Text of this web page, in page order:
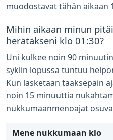
muodostavat tähän aikaan
Mihin aikaan minun
herätäkseni klo 01:30?
Uni kulkee noin 90
syklin lopussa tuntuu
Kun lasketaan taaksepäin
noin 15 minuuttia
nukkumaanmenoajat
Mene nukkumaan klo